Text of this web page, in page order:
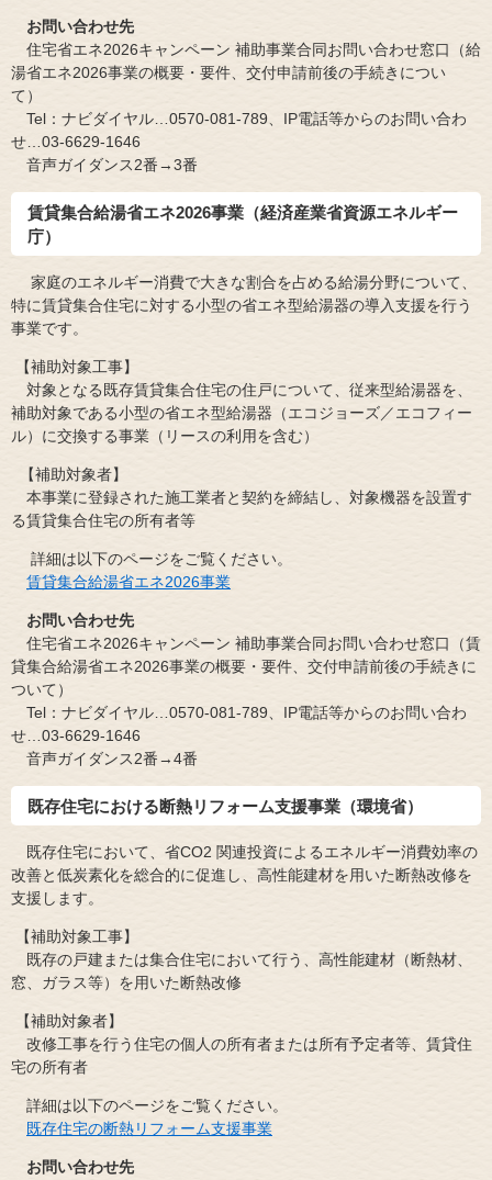
お問い合わせ先
住宅省エネ2026キャンペーン 補助事業合同お問い合わせ窓口（給
湯省エネ2026事業の概要・要件、交付申請前後の手続きについ
て）
Tel：ナビダイヤル…0570-081-789、IP電話等からのお問い合わ
せ…03-6629-1646
​ 音声ガイダンス2番→3番
賃貸集合給湯省エネ2026事業 （経済産業省資源エネルギー
庁）
家庭のエネルギー消費で大きな割合を占める給湯分野について、
特に賃貸集合住宅に対する小型の省エネ型給湯器の導入支援を行う
事業です。
【補助対象工事】
対象となる既存賃貸集合住宅の住戸について、従来型給湯器を、
補助対象である小型の省エネ型給湯器（エコジョーズ／エコフィー
ル）に交換する事業（リースの利用を含む）
【補助対象者】
本事業に登録された施工業者と契約を締結し、対象機器を設置す
る賃貸集合住宅の所有者等
詳細は以下のページをご覧ください。
賃貸集合給湯省エネ2026事業
お問い合わせ先
住宅省エネ2026キャンペーン 補助事業合同お問い合わせ窓口（賃
貸集合給湯省エネ2026事業の概要・要件、交付申請前後の手続きに
ついて）
Tel：ナビダイヤル…0570-081-789、IP電話等からのお問い合わ
せ…03-6629-1646
​ 音声ガイダンス2番→4番
既存住宅における断熱リフォーム支援事業（環境省）
既存住宅において、省CO2 関連投資によるエネルギー消費効率の
改善と低炭素化を総合的に促進し、高性能建材を用いた断熱改修を
支援します。
【補助対象工事】
​ 既存の戸建または集合住宅において行う、高性能建材（断熱材、
窓、ガラス等）を用いた断熱改修
【補助対象者】
​ 改修工事を行う住宅の個人の所有者または所有予定者等、賃貸住
宅の所有者
詳細は以下のページをご覧ください。
既存住宅の断熱リフォーム支援事業
お問い合わせ先